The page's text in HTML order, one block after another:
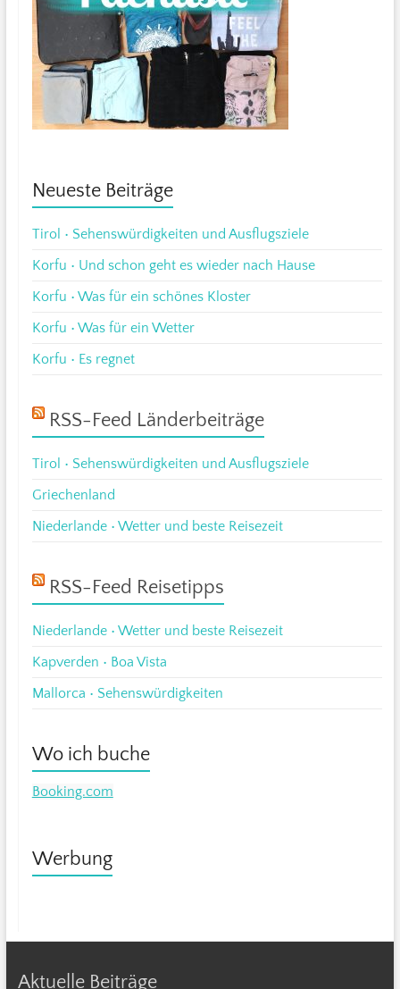
Neueste Beiträge
Tirol • Sehenswürdigkeiten und Ausflugsziele
Korfu • Und schon geht es wieder nach Hause
Korfu • Was für ein schönes Kloster
Korfu • Was für ein Wetter
Korfu • Es regnet
RSS-Feed Länderbeiträge
Tirol • Sehenswürdigkeiten und Ausflugsziele
Griechenland
Niederlande • Wetter und beste Reisezeit
RSS-Feed Reisetipps
Niederlande • Wetter und beste Reisezeit
Kapverden • Boa Vista
Mallorca • Sehenswürdigkeiten
Wo ich buche
Booking.com
Werbung
Aktuelle Beiträge